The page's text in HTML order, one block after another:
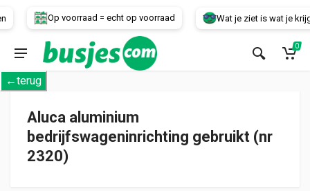
Op voorraad = echt op voorraad Wat je ziet is wat je krijgt!
Voertuig
0
←terug
Aluca aluminium
bedrijfswageninrichting gebruikt (nr
2320)